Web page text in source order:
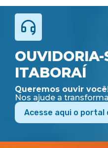
OUVIDORIA-
ITABORAÍ
Queremos ouvir
Nos ajude a
Acesse aqui o portal